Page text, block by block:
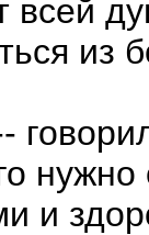
всей
из
и